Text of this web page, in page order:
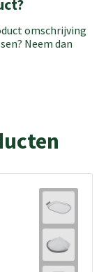
omschrijving
Neem dan